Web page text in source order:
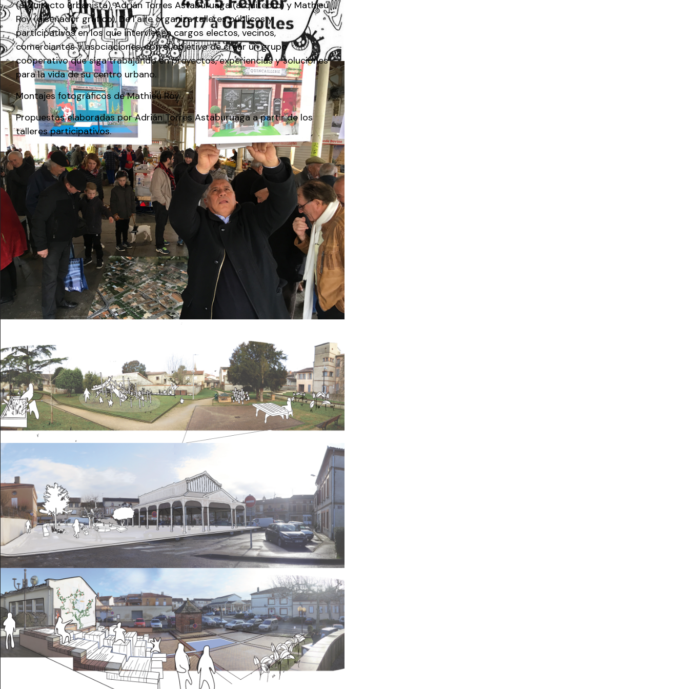
(arquitecto urbanista), Adrián Torres Astaburuaga (arquitecto) y Mathieu
Roy (diseñador gráfico), De l’aire organiza talleres públicos y
participativos en los que intervienen cargos electos, vecinos,
comerciantes y asociaciones, con el objetivo de crear un grupo
cooperativo que siga trabajando en proyectos, experiencias y soluciones
para la vida de su centro urbano.
Montajes fotográficos de Mathieu Roy.
Propuestas elaboradas por Adrián Torres Astaburuaga a partir de los
talleres participativos.